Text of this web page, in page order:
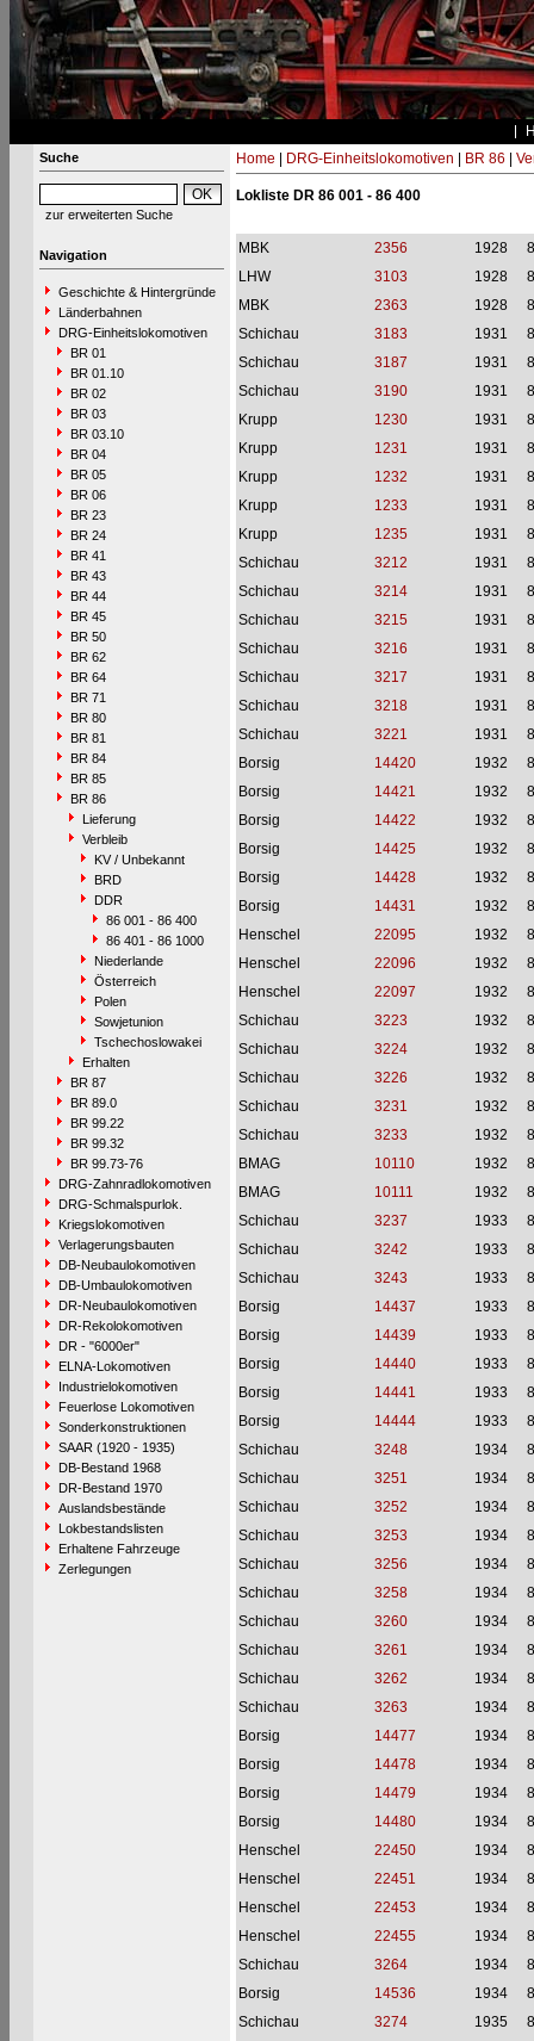
Suche
zur erweiterten Suche
Navigation
Geschichte & Hintergründe
Länderbahnen
DRG-Einheitslokomotiven
BR 01
BR 01.10
BR 02
BR 03
BR 03.10
BR 04
BR 05
BR 06
BR 23
BR 24
BR 41
BR 43
BR 44
BR 45
BR 50
BR 62
BR 64
BR 71
BR 80
BR 81
BR 84
BR 85
BR 86
Lieferung
Verbleib
KV / Unbekannt
BRD
DDR
86 001 - 86 400
86 401 - 86 1000
Niederlande
Österreich
Polen
Sowjetunion
Tschechoslowakei
Erhalten
BR 87
BR 89.0
BR 99.22
BR 99.32
BR 99.73-76
DRG-Zahnradlokomotiven
DRG-Schmalspurlok.
Kriegslokomotiven
Verlagerungsbauten
DB-Neubaulokomotiven
DB-Umbaulokomotiven
DR-Neubaulokomotiven
DR-Rekolokomotiven
DR - "6000er"
ELNA-Lokomotiven
Industrielokomotiven
Feuerlose Lokomotiven
Sonderkonstruktionen
SAAR (1920 - 1935)
DB-Bestand 1968
DR-Bestand 1970
Auslandsbestände
Lokbestandslisten
Erhaltene Fahrzeuge
Zerlegungen
Home DRG-Einheitslokomotiven BR 86
Lokliste DR 86 001 - 86 400
MBK 2356 1928
LHW
3103 1928
MBK
2363 1928
Schichau
3183 1931
Schichau
3187 1931
Schichau
3190 1931
Krupp
1230 1931
Krupp
1231 1931
Krupp
1232 1931
Krupp
1233 1931
Krupp
1235 1931
Schichau
3212 1931
Schichau
3214 1931
Schichau
3215 1931
Schichau
3216 1931
Schichau
3217 1931
Schichau
3218 1931
Schichau
3221 1931
Borsig
14420 1932
Borsig
14421 1932
Borsig
14422 1932
Borsig
14425 1932
Borsig
14428 1932
Borsig
14431 1932
Henschel
22095 1932
Henschel
22096 1932
Henschel
22097 1932
Schichau
3223 1932
Schichau
3224 1932
Schichau
3226 1932
Schichau
3231 1932
Schichau
3233 1932
BMAG
10110 1932
BMAG
10111 1932
Schichau
3237 1933
Schichau
3242 1933
Schichau
3243 1933
Borsig
14437 1933
Borsig
14439 1933
Borsig
14440 1933
Borsig
14441 1933
Borsig
14444 1933
Schichau
3248 1934
Schichau
3251 1934
Schichau
3252 1934
Schichau
3253 1934
Schichau
3256 1934
Schichau
3258 1934
Schichau
3260 1934
Schichau
3261 1934
Schichau
3262 1934
Schichau
3263 1934
Borsig
14477 1934
Borsig
14478 1934
Borsig
14479 1934
Borsig
14480 1934
Henschel
22450 1934
Henschel
22451 1934
Henschel
22453 1934
Henschel
22455 1934
Schichau
3264 1934
Borsig
14536 1934
Schichau
3274 1935